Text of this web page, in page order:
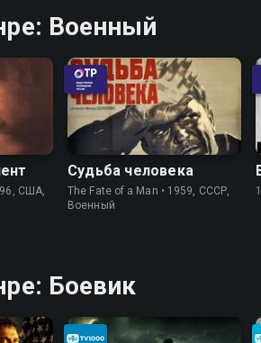
Военный
США,
Судьба человека
The Fate of a Man • 1959, СССР,
Военный
Боевик